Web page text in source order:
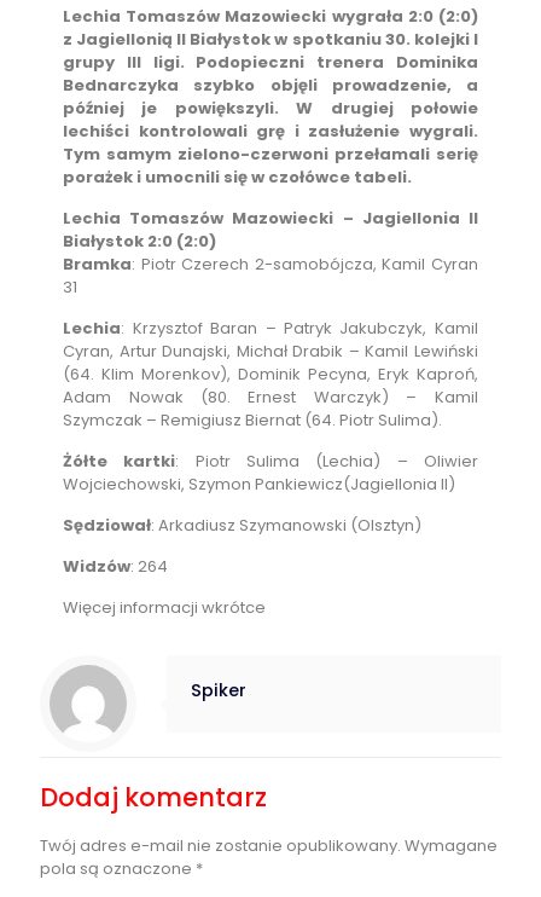
Lechia Tomaszów Mazowiecki wygrała 2:0 (2:0)
z Jagiellonią II Białystok w spotkaniu 30. kolejki I
grupy III ligi. Podopieczni trenera Dominika
Bednarczyka szybko objęli prowadzenie, a
później je powiększyli. W drugiej połowie
lechiści kontrolowali grę i zasłużenie wygrali.
Tym samym zielono-czerwoni przełamali serię
porażek i umocnili się w czołówce tabeli.
Lechia Tomaszów Mazowiecki – Jagiellonia II
Białystok 2:0 (2:0)
Bramka: Piotr Czerech 2-samobójcza, Kamil Cyran
31
Lechia: Krzysztof Baran – Patryk Jakubczyk, Kamil
Cyran, Artur Dunajski, Michał Drabik – Kamil Lewiński
(64. Klim Morenkov), Dominik Pecyna, Eryk Kaproń,
Adam Nowak (80. Ernest Warczyk) – Kamil
Szymczak – Remigiusz Biernat (64. Piotr Sulima).
Żółte kartki: Piotr Sulima (Lechia) – Oliwier
Wojciechowski, Szymon Pankiewicz(Jagiellonia II)
Sędziował: Arkadiusz Szymanowski (Olsztyn)
Widzów: 264
Więcej informacji wkrótce
Spiker
Dodaj komentarz
Twój adres e-mail nie zostanie opublikowany. Wymagane
pola są oznaczone *